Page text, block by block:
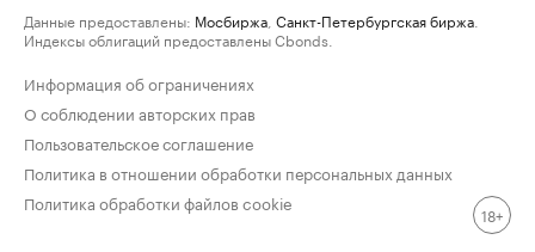
Данные предоставлены: Мосбиржа Санкт-Петербургская биржа
Индексы облигаций предоставлены Cbonds.
Информация об ограничениях
О соблюдении авторских прав
Пользовательское соглашение
Политика в отношении обработки персональных данных
Политика обработки файлов cookie
18+